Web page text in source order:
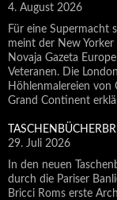
4. August 2026
Für eine Supermacht
meint der New
Novaja Gazeta
Veteranen. Die
Höhlenmalereien von
Grand Continent
29. Juli 2026
In den neuen
durch die Pariser
Bricci Roms erste